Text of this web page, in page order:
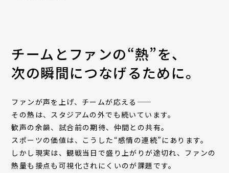
チームとファンの“熱”を、
次の瞬間につなげるために。
ファンが声を上げ、チームが応える——
その熱は、スタジアムの外でも続いています。
歓声の余韻、試合前の期待、仲間との共有。
スポーツの価値は、こうした“感情の連続”にあります。
しかし現実は、観戦当日で盛り上がりが途切れ、ファンの
熱量も接点も可視化されにくいのが課題です。